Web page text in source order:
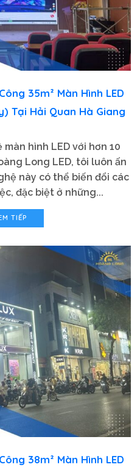
35m² Màn Hình LED
Tại Hải Quan Hà Giang
hình LED với hơn 10
Long LED, tôi luôn ấn
này có thể biến đổi các
đặc biệt ở những...
TIẾP
38m² Màn Hình LED